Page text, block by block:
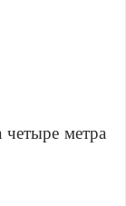
четыре метра